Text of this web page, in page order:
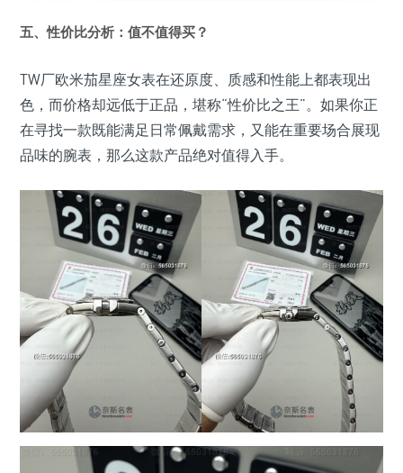
五、性价比分析：值不值得买？
TW厂欧米茄星座女表在还原度、质感和性能上都表现出
色，而价格却远低于正品，堪称“性价比之王”。如果你正
在寻找一款既能满足日常佩戴需求，又能在重要场合展现
品味的腕表，那么这款产品绝对值得入手。